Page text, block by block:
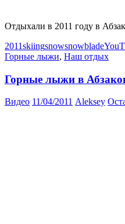
Отдыхали в 2011 году в
2011skiingsnowsnowblade
Горные лыжи, Наш отдых
Горные лыжи в
Видео 11/04/2011 Aleksey